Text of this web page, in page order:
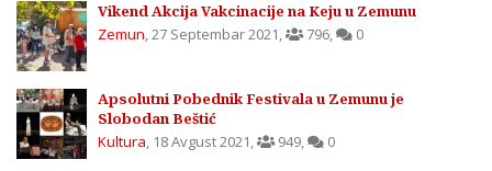
Vikend Akcija Vakcinacije na Keju u Zemunu
Zemun,27 Septembar 2021, 796, 0
Apsolutni Pobednik Festivala u Zemunu je
Slobodan Beštić
Kultura, 18 Avgust 2021, 949, 0